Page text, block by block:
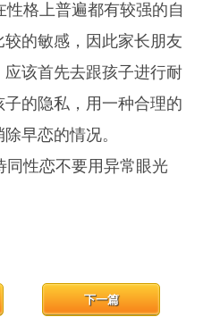
格上普遍都有较强的自
的敏感，因此家长朋友
该首先去跟孩子进行耐
的隐私，用一种合理的
早恋的情况。
性恋不要用异常眼光
下一篇